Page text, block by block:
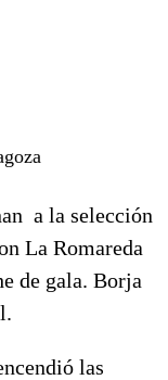
a la selección
La Romareda
de gala. Borja
las